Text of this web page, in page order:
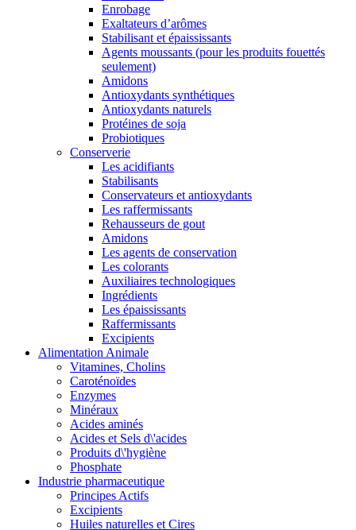
Enrobage
Exaltateurs d’arômes
Stabilisant et épaississants
Agents moussants (pour les produits fouettés
seulement)
Amidons
Antioxydants synthétiques
Antioxydants naturels
Protéines de soja
Probiotiques
Conserverie
Les acidifiants
Stabilisants
Conservateurs et antioxydants
Les raffermissants
Rehausseurs de gout
Amidons
Les agents de conservation
Les colorants
Auxiliaires technologiques
Ingrédients
Les épaississants
Raffermissants
Excipients
Alimentation Animale
Vitamines, Cholins
Caroténoïdes
Enzymes
Minéraux
Acides aminés
Acides et Sels d\'acides
Produits d\'hygiène
Phosphate
Industrie pharmaceutique
Principes Actifs
Excipients
Huiles naturelles et Cires